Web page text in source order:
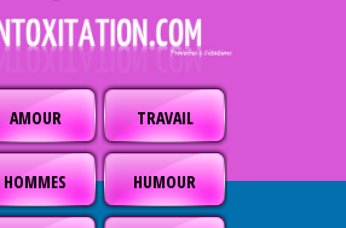
AMOUR TRAVAIL
HOMMES HUMOUR